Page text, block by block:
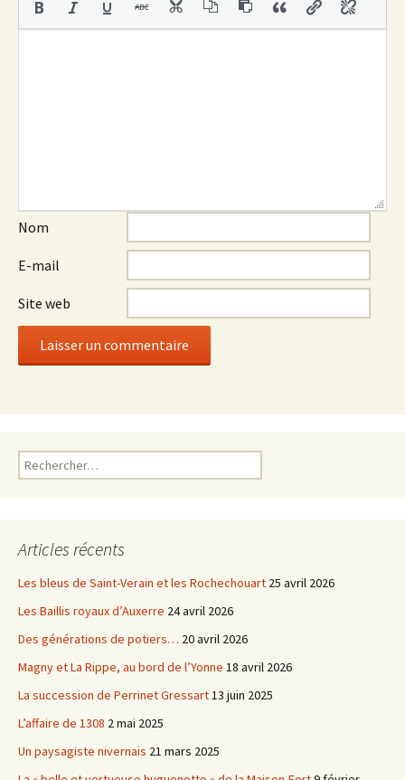
Nom
E-mail
Site web
Rechercher :
Articles récents
Les bleus de Saint-Verain et les Rochechouart 25 avril 2026
Les Baillis royaux d’Auxerre 24 avril 2026
Des générations de potiers… 20 avril 2026
Magny et La Rippe, au bord de l’Yonne 18 avril 2026
La succession de Perrinet Gressart13 juin 2025
L’affaire de 1308 2 mai 2025
Un paysagiste nivernais 21 mars 2025